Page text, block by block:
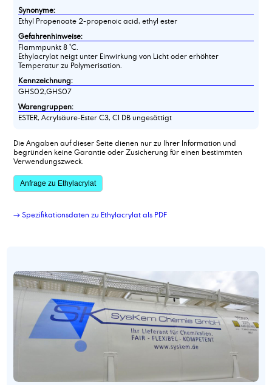
Synonyme:
Ethyl Propenoate 2-propenoic acid, ethyl ester
Gefahrenhinweise:
Flammpunkt 8 °C.
Ethylacrylat neigt unter Einwirkung von Licht oder erhöhter
Temperatur zu Polymerisation.
Kennzeichnung:
GHS02,GHS07
Warengruppen:
ESTER, Acrylsäure-Ester C3, C1 DB ungesättigt
Die Angaben auf dieser Seite dienen nur zu Ihrer Information und
begründen keine Garantie oder Zusicherung für einen bestimmten
Verwendungszweck.
Anfrage zu Ethylacrylat
→ Spezifikationsdaten zu Ethylacrylat als PDF